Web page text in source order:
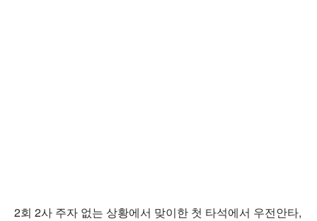
2회 2사 주자 없는 상황에서 맞이한 첫 타석에서 우전안타,